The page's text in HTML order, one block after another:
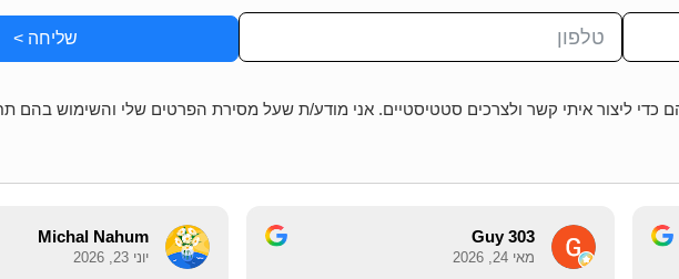
שליחה >
ליצור איתי קשר ולצרכים סטטיסטיים. אני מודע/ת שעל מסירת הפרטים שלי והשימוש בהם
Guy 303
מאי 24, 2026
Golan Aboudy
אפריל 17, 2026